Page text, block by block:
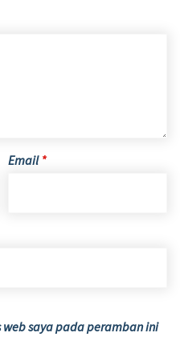
Email *
saya pada peramban ini